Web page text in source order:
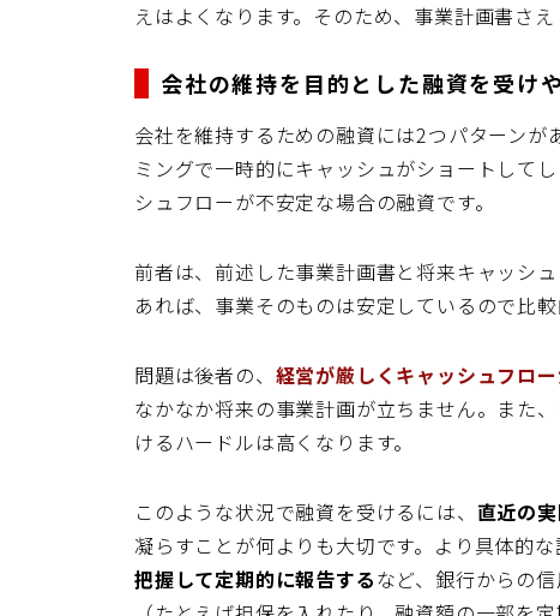
えはよくなります。そのため、事業計画書さ
会社の維持を目的とした融資を受け
会社を維持するための融資には2つパターン
ミングで一時的にキャッシュがショートして
シュフローが不安定な場合の融資です。
前者は、前述した事業計画書と将来キャッシ
あれば、事業そのものは安定しているので比
問題は後者の、 経営が厳しくキャッシュフロ
なかなか将来の事業計画が立ちません。また
けるハードルは高くなります。
このような状況で融資を受けるには、 直近の
凝らすことが何よりも大切です。より具体的な
把握して定期的に報告するなど、銀行からの